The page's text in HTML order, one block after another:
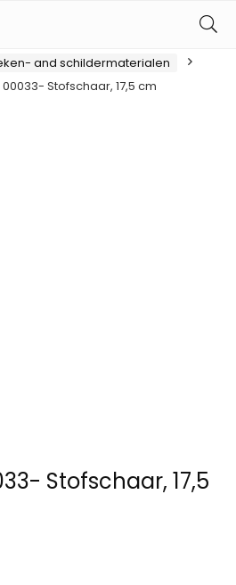
and schildermaterialen
Stofschaar, 17,5 cm
Stofschaar, 17,5